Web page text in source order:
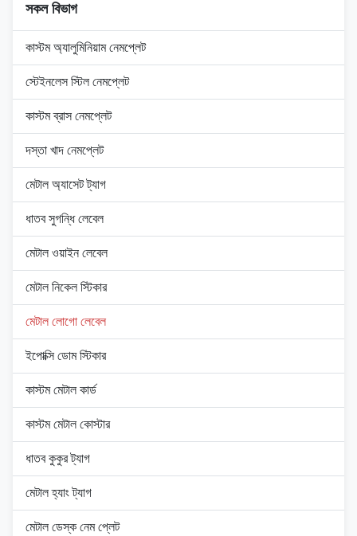
সকল বিভাগ
কাস্টম অ্যালুমিনিয়াম নেমপ্লেট
স্টেইনলেস স্টিল নেমপ্লেট
কাস্টম ব্রাস নেমপ্লেট
দস্তা খাদ নেমপ্লেট
মেটাল অ্যাসেট ট্যাগ
ধাতব সুগন্ধি লেবেল
মেটাল ওয়াইন লেবেল
মেটাল নিকেল স্টিকার
মেটাল লোগো লেবেল
ইপোক্সি ডোম স্টিকার
কাস্টম মেটাল কার্ড
কাস্টম মেটাল কোস্টার
ধাতব কুকুর ট্যাগ
মেটাল হ্যাং ট্যাগ
মেটাল ডেস্ক নেম প্লেট